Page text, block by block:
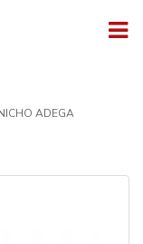
ADEGA